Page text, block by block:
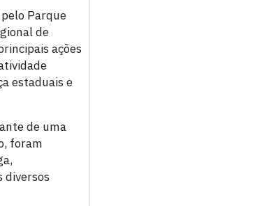
Parque
de
ações
estaduais e
de uma
foram
diversos